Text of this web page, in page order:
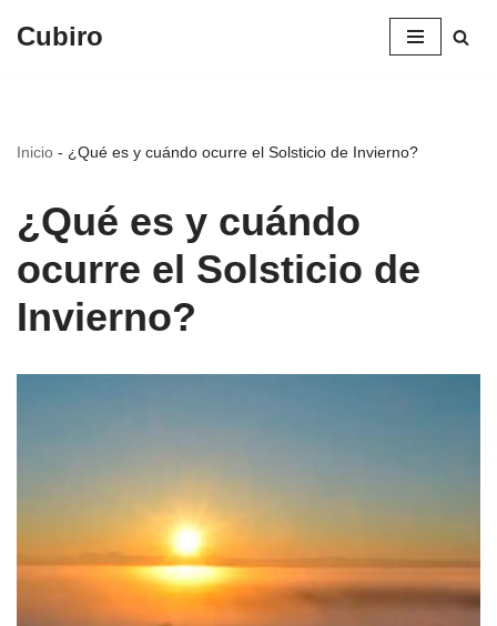
Cubiro
Inicio - ¿Qué es y cuándo ocurre el Solsticio de Invierno?
¿Qué es y cuándo
ocurre el Solsticio de
Invierno?